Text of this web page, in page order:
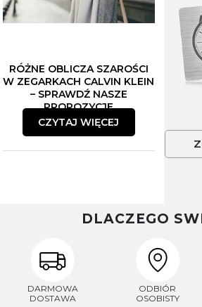
RÓŻNE OBLICZA SZAROŚCI
W ZEGARKACH CALVIN KLEIN
– SPRAWDŹ NASZE
PROPOZYCJE
CZYTAJ WIĘCEJ
DLACZEGO
DARMOWA
DOSTAWA
ODBIÓR
OSOBISTY